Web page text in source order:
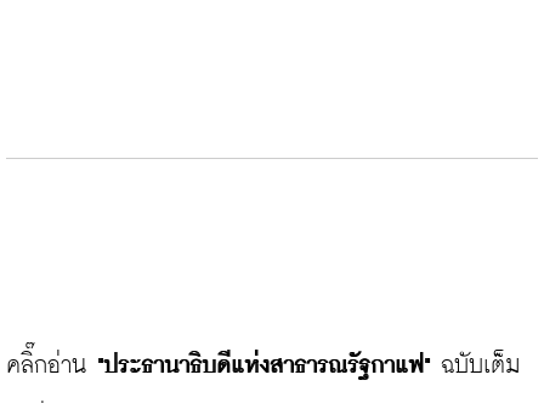
คลิ๊กอ่าน "ประธานาธิบดีแห่งสาธารณรัฐกาแฟ" ฉบับเต็ม